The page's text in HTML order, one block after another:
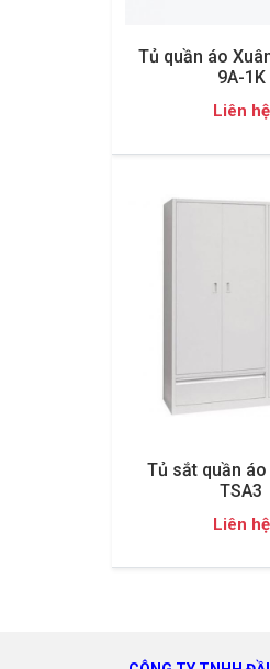
Tủ quần áo
9A-1K
Liên hệ
Tủ sắt quần
TSA3
Liên hệ